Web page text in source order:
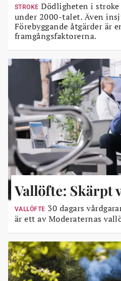
STROKE Dödligheten i
under 2000-talet. Även
Förebyggande åtgärder är
framgångsfaktorerna.
Vallöfte: Skärpt
VALLÖFTE 30 dagars
är ett av Moderaternas